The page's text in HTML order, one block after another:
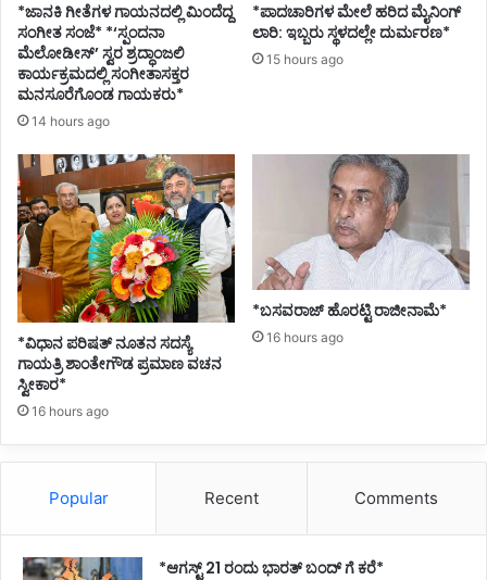
*ಜಾನಕಿ ಗೀತೆಗಳ ಗಾಯನದಲ್ಲಿ ಮಿಂದೆದ್ದ
ಸಂಗೀತ ಸಂಜೆ* *‘ಸ್ಪಂದನಾ
ಮೆಲೋಡೀಸ್’ ಸ್ವರ ಶ್ರದ್ಧಾಂಜಲಿ
ಕಾರ್ಯಕ್ರಮದಲ್ಲಿ ಸಂಗೀತಾಸಕ್ತರ
ಮನಸೂರೆಗೊಂಡ ಗಾಯಕರು*
14 hours ago
*ಪಾದಚಾರಿಗಳ ಮೇಲೆ ಹರಿದ ಮೈನಿಂಗ್
ಲಾರಿ: ಇಬ್ಬರು ಸ್ಥಳದಲ್ಲೇ ದುರ್ಮರಣ*
15 hours ago
*ವಿಧಾನ ಪರಿಷತ್ ನೂತನ ಸದಸ್ಯೆ
ಗಾಯತ್ರಿ ಶಾಂತೇಗೌಡ ಪ್ರಮಾಣ ವಚನ
ಸ್ವೀಕಾರ*
16 hours ago
*ಬಸವರಾಜ್ ಹೊರಟ್ಟಿ ರಾಜೀನಾಮೆ*
16 hours ago
Popular Recent Comments
*ಆಗಸ್ಟ್ 21 ರಂದು ಭಾರತ್‌ ಬಂದ್‌ ಗೆ ಕರೆ*